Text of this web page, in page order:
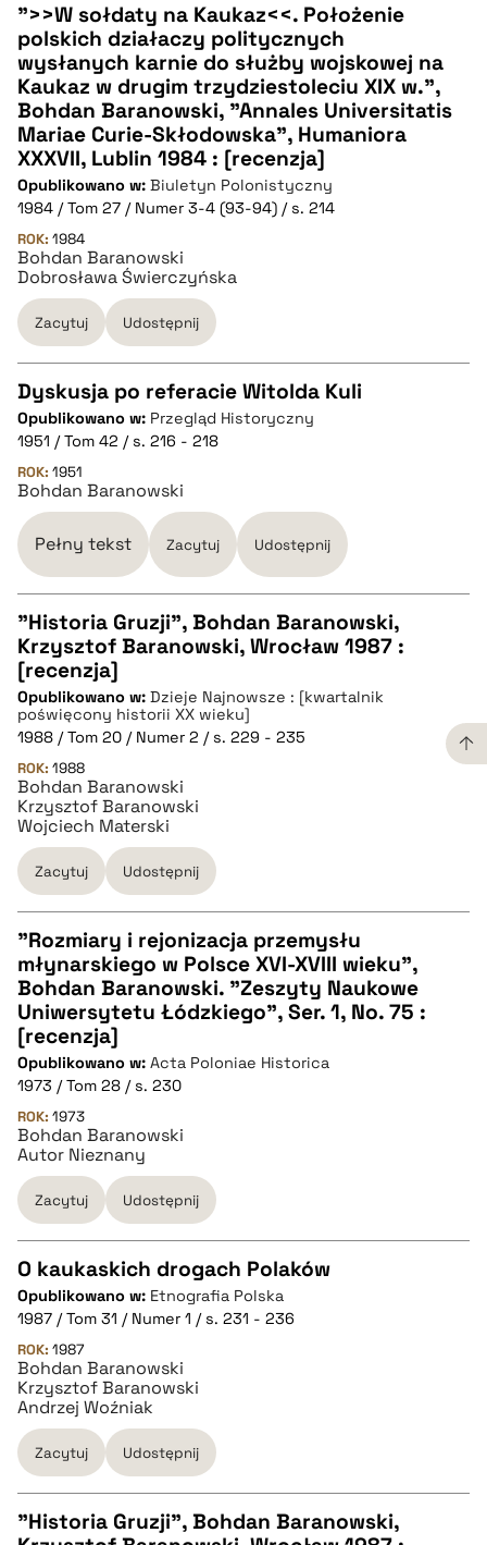
CZYSTY TEKST
pobierz cytat
BIBTEX
pobierz cytat
">>W sołdaty na Kaukaz<<. Położenie
polskich działaczy politycznych
wysłanych karnie do służby wojskowej na
Kaukaz w drugim trzydziestoleciu XIX w.",
Bohdan Baranowski, "Annales Universitatis
Mariae Curie-Skłodowska", Humaniora
XXXVII, Lublin 1984 : [recenzja]
Opublikowano w: Biuletyn Polonistyczny
1984 / Tom 27 / Numer 3-4 (93-94) / s. 214
ROK: 1984
Bohdan Baranowski
Dobrosława Świerczyńska
Zacytuj Udostępnij
CZYSTY TEKST
pobierz cytat
pobierz cytat
Dyskusja po referacie Witolda Kuli
Opublikowano w: Przegląd Historyczny
1951 / Tom 42 / s. 216 - 218
ROK: 1951
Bohdan Baranowski
Pełny tekst Zacytuj Udostępnij
CZYSTY TEKST
pobierz cytat
BIBTEX
pobierz cytat
"Historia Gruzji", Bohdan Baranowski,
Krzysztof Baranowski, Wrocław 1987 :
[recenzja]
Opublikowano w: Dzieje Najnowsze : [kwartalnik
poświęcony historii XX wieku]
1988 / Tom 20 / Numer 2 / s. 229 - 235
ROK: 1988
Bohdan Baranowski
Krzysztof Baranowski
Wojciech Materski
Zacytuj Udostępnij
CZYSTY TEKST
pobierz cytat
BIBTEX
pobierz cytat
"Rozmiary i rejonizacja przemysłu
młynarskiego w Polsce XVI-XVIII wieku",
Bohdan Baranowski. "Zeszyty Naukowe
Uniwersytetu Łódzkiego", Ser. 1, No. 75 :
[recenzja]
Opublikowano w: Acta Poloniae Historica
1973 / Tom 28 / s. 230
ROK: 1973
Bohdan Baranowski
Autor Nieznany
Zacytuj Udostępnij
CZYSTY TEKST
pobierz cytat
O kaukaskich drogach Polaków
Opublikowano w: Etnografia Polska
1987 / Tom 31 / Numer 1 / s. 231 - 236
ROK: 1987
Bohdan Baranowski
Krzysztof Baranowski
Andrzej Woźniak
Zacytuj Udostępnij
"Historia Gruzji", Bohdan Baranowski,